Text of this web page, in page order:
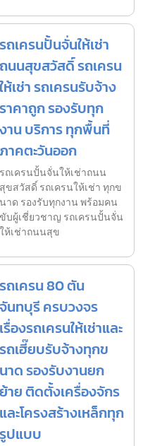
รถเครนปั้นจั่นให้เช่า
ถนนสุขสวัสดิ์ รถเครน
ให้เช่า รถเครนรับจ้าง
ราคาถูก รองรับทุก
งาน บริการ ทุกพื้นที่
ภาคตะวันออก
รถเครนปั้นจั่นให้เช่าถนน
สุขสวัสดิ์ รถเครนให้เช่า ทุกข
นาด รองรับทุกงาน พร้อมคน
ขับผู้เชี่ยวชาญ รถเครนปั้นจั่น
ให้เช่าถนนสุข
รถเครน 80 ตัน
จันทบุรี ครบวงจร
เรื่องรถเครนให้เช่าและ
รถเฮี๊ยบรับจ้างทุกข
นาด รองรับงานยก
ย้าย ติดตั้งเครื่องจักร
และโครงสร้างเหล็กทุก
รูปแบบ